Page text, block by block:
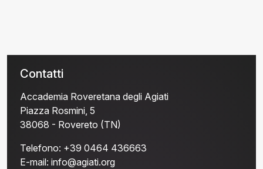
Contatti
Accademia Roveretana degli Agiati
Piazza Rosmini, 5
38068 - Rovereto (TN)
Telefono: +39 0464 436663
E-mail: info@agiati.org